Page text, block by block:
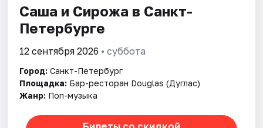
Саша и Сирожа в Санкт-
Петербурге
12 сентября 2026 • суббота
Город: Санкт-Петербург
Площадка: Бар-ресторан Douglas (Дуглас)
Жанр: Поп-музыка